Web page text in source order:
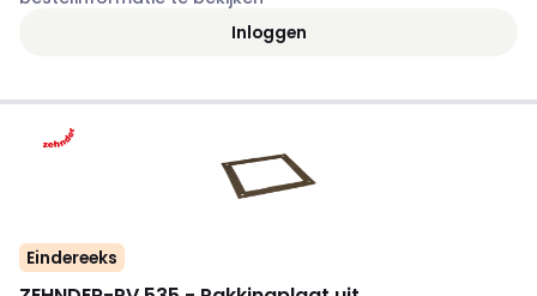
Inloggen
Eindereeks